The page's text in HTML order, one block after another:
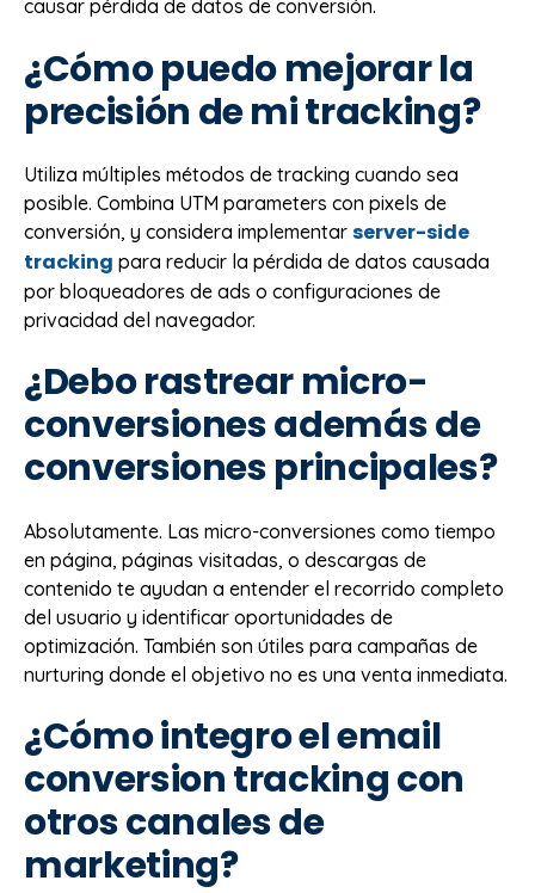
causar pérdida de datos de conversión.
¿Cómo puedo mejorar la
precisión de mi tracking?
Utiliza múltiples métodos de tracking cuando sea
posible. Combina UTM parameters con pixels de
conversión, y considera implementar server-side
tracking para reducir la pérdida de datos causada
por bloqueadores de ads o configuraciones de
privacidad del navegador.
¿Debo rastrear micro-
conversiones además de
conversiones principales?
Absolutamente. Las micro-conversiones como tiempo
en página, páginas visitadas, o descargas de
contenido te ayudan a entender el recorrido completo
del usuario y identificar oportunidades de
optimización. También son útiles para campañas de
nurturing donde el objetivo no es una venta inmediata.
¿Cómo integro el email
conversion tracking con
otros canales de
marketing?